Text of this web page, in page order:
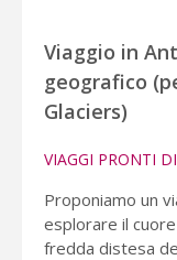
Viaggio in
geografico
Glaciers)
VIAGGI PRONTI
Proponiamo un
esplorare il
fredda distesa